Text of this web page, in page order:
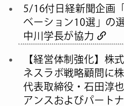
5/16付日経新聞企画
ベーション10選」の
中川学長が協力
【経営体制強化】株
ネスラボ戦略顧問に
代表取締役・石田淳
アンスおよびパート